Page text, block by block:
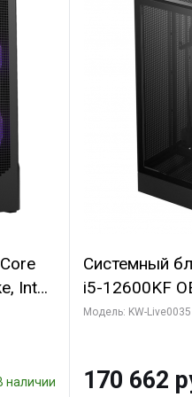
Intel
наличии
Системный
i5-12600KF
7, C10 4EC/
SSD)
Модель: KW-Live0035
170 662